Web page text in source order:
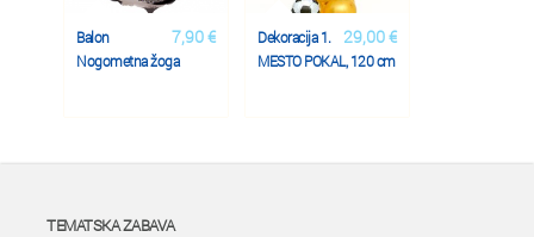
7,90 €
Balon
Nogometna žoga
29,00 €
Dekoracija 1.
MESTO POKAL, 120 cm
TEMATSKA ZABAVA